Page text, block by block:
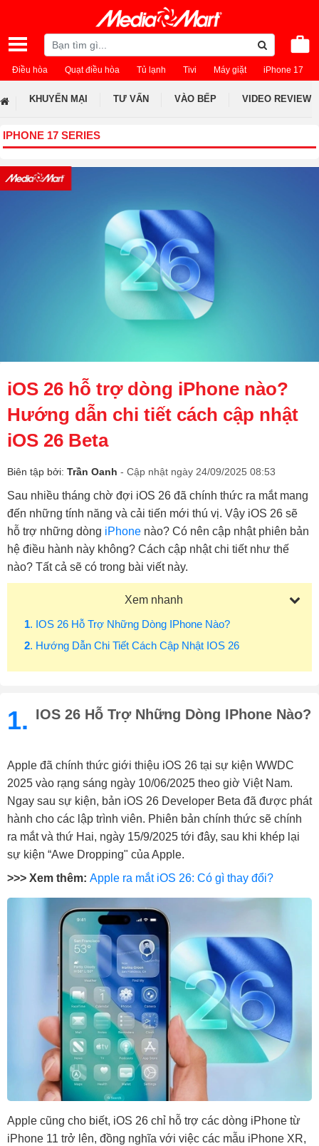
Điều hòa Quạt điều hòa Tủ lạnh Tivi Máy giặt iPhone 17
KHUYẾN MẠI TƯ VẤN VÀO BẾP VIDEO REVIEW
IPHONE 17 SERIES
iOS 26 hỗ trợ dòng iPhone nào?
Hướng dẫn chi tiết cách cập nhật
iOS 26 Beta
Biên tập bởi: Trần Oanh - Cập nhật ngày 24/09/2025 08:53
Sau nhiều tháng chờ đợi iOS 26 đã chính thức ra mắt mang
đến những tính năng và cải tiến mới thú vị. Vậy iOS 26 sẽ
hỗ trợ những dòng iPhone nào? Có nên cập nhật phiên bản
hệ điều hành này không? Cách cập nhật chi tiết như thế
nào? Tất cả sẽ có trong bài viết này.
Xem nhanh
1. IOS 26 Hỗ Trợ Những Dòng IPhone Nào?
2. Hướng Dẫn Chi Tiết Cách Cập Nhật IOS 26
1. IOS 26 Hỗ Trợ Những Dòng IPhone Nào?
Apple đã chính thức giới thiệu iOS 26 tại sự kiện WWDC
2025 vào rạng sáng ngày 10/06/2025 theo giờ Việt Nam.
Ngay sau sự kiện, bản iOS 26 Developer Beta đã được phát
hành cho các lập trình viên. Phiên bản chính thức sẽ chính
ra mắt và thứ Hai, ngày 15/9/2025 tới đây, sau khi khép lại
sự kiện “Awe Dropping" của Apple.
>>> Xem thêm: Apple ra mắt iOS 26: Có gì thay đổi?
Apple cũng cho biết, iOS 26 chỉ hỗ trợ các dòng iPhone từ
iPhone 11 trở lên, đồng nghĩa với việc các mẫu iPhone XR,